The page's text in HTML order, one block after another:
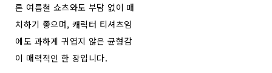
론 여름철 쇼츠와도 부담 없이 매
치하기 좋으며, 캐릭터 티셔츠임
에도 과하게 귀엽지 않은 균형감
이 매력적인 한 장입니다.